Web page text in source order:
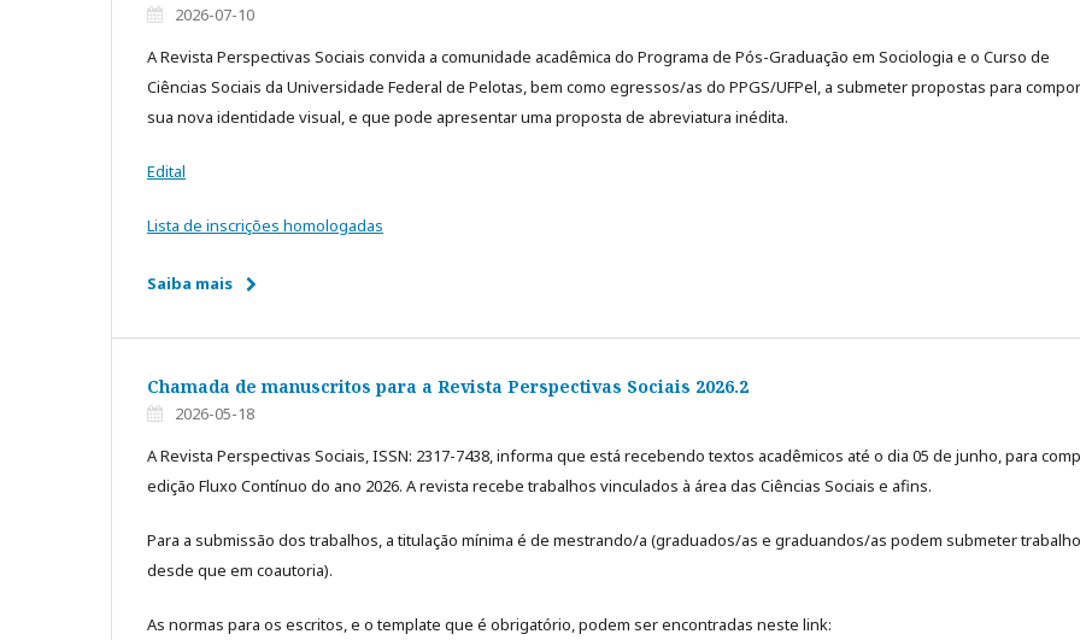
2026-07-10
A Revista Perspectivas Sociais convida a comunidade acadêmica do Programa de Pós-Graduação em Sociologia e o Curso de
Ciências Sociais da Universidade Federal de Pelotas, bem como egressos/as do PPGS/UFPel, a submeter propostas para
sua nova identidade visual, e que pode apresentar uma proposta de abreviatura inédita.
Edital
Lista de inscrições homologadas
Saiba mais
Chamada de manuscritos para a Revista Perspectivas Sociais 2026.2
2026-05-18
A Revista Perspectivas Sociais, ISSN: 2317-7438, informa que está recebendo textos acadêmicos até o dia 05 de junho, para
edição Fluxo Contínuo do ano 2026. A revista recebe trabalhos vinculados à área das Ciências Sociais e afins.
Para a submissão dos trabalhos, a titulação mínima é de mestrando/a (graduados/as e graduandos/as podem submeter
desde que em coautoria).
As normas para os escritos, e o template que é obrigatório, podem ser encontradas neste link: